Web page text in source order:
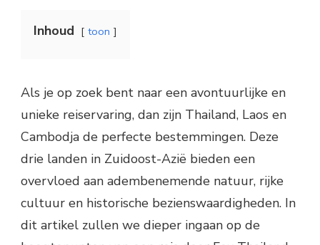
Inhoud toon
Als je op zoek bent naar een avontuurlijke en
unieke reiservaring, dan zijn Thailand, Laos en
Cambodja de perfecte bestemmingen. Deze
drie landen in Zuidoost-Azië bieden een
overvloed aan adembenemende natuur, rijke
cultuur en historische bezienswaardigheden. In
dit artikel zullen we dieper ingaan op de